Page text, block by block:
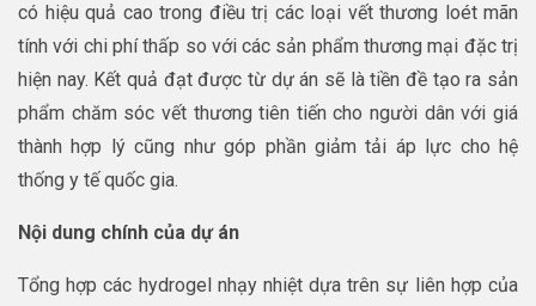
có hiệu quả cao trong điều trị các loại vết thương loét mãn
tính với chi phí thấp so với các sản phẩm thương mại đặc trị
hiện nay. Kết quả đạt được từ dự án sẽ là tiền đề tạo ra sản
phẩm chăm sóc vết thương tiên tiến cho người dân với giá
thành hợp lý cũng như góp phần giảm tải áp lực cho hệ
thống y tế quốc gia.
Nội dung chính của dự án
Tổng hợp các hydrogel nhạy nhiệt dựa trên sự liên hợp của